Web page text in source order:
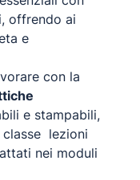
offrendo ai
e
con la
e stampabili,
classe lezioni
nei moduli